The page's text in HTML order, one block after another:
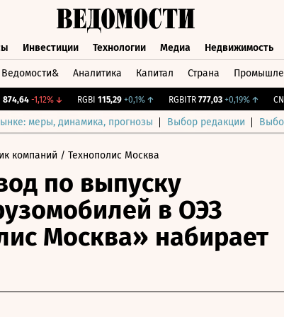
Инвестиции Технологии Медиа Недвижимость
Ведомости& Аналитика Капитал Страна
-1,12% ↓ RGBI 115,29 +0,1% ↑ RGBITR 777,03 +0,19% ↑ CNY
меры, динамика, прогнозы Выбор редакции
компаний / Технополис Москва
по выпуску
в ОЭЗ
Москва» набирает